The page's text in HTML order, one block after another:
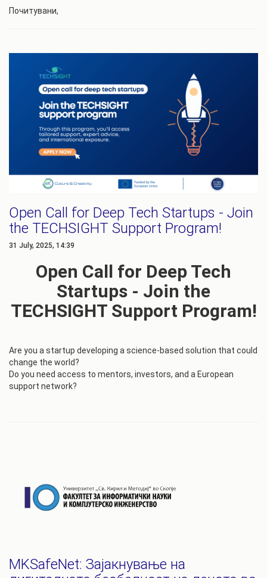
Почитувани,
Open Call for Deep Tech Startups - Join
the TECHSIGHT Support Program!
31 July, 2025, 14:39
Open Call for Deep Tech
Startups - Join the
TECHSIGHT Support Program!
Are you a startup developing a science-based solution that could
change the world?
Do you need access to mentors, investors, and a European
support network?
MKSafeNet: Зајакнување на